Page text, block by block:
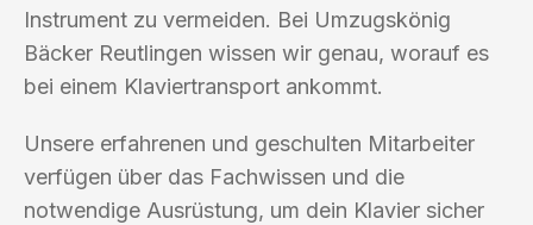
Instrument zu vermeiden. Bei Umzugskönig
Bäcker Reutlingen wissen wir genau, worauf es
bei einem Klaviertransport ankommt.
Unsere erfahrenen und geschulten Mitarbeiter
verfügen über das Fachwissen und die
notwendige Ausrüstung, um dein Klavier sicher